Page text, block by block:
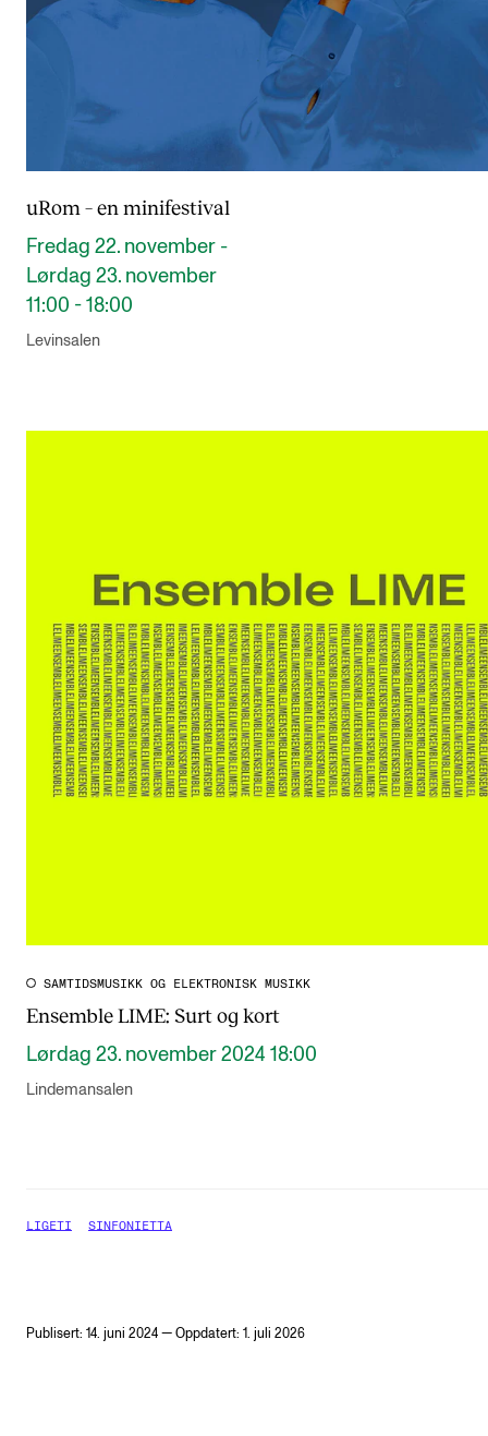
uRom – en minifestival
Fredag 22. november -
Lørdag 23. november
11:00 - 18:00
Levinsalen
SAMTIDSMUSIKK OG ELEKTRONISK MUSIKK
Ensemble LIME: Surt og kort
Lørdag 23. november 2024 18:00
Lindemansalen
LIGETI SINFONIETTA
Publisert: 14. juni 2024 — Oppdatert: 1. juli 2026